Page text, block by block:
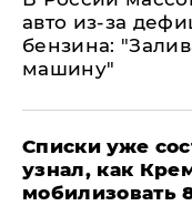
авто из-за
бензина:
машину"
Списки уже
узнал, как
мобилизовать